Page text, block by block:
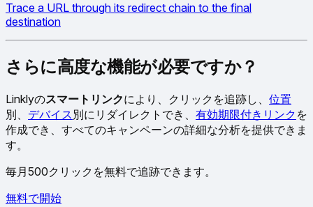
Trace a URL through its redirect chain to the final
destination
さらに高度な機能が必要ですか？
Linklyのスマートリンクにより、クリックを追跡し、 位置
別、 デバイス 別にリダイレクトでき、 有効期限付きリンク を
作成でき、すべてのキャンペーンの詳細な分析を提供できま
す。
毎月500クリックを無料で追跡できます。
無料で開始